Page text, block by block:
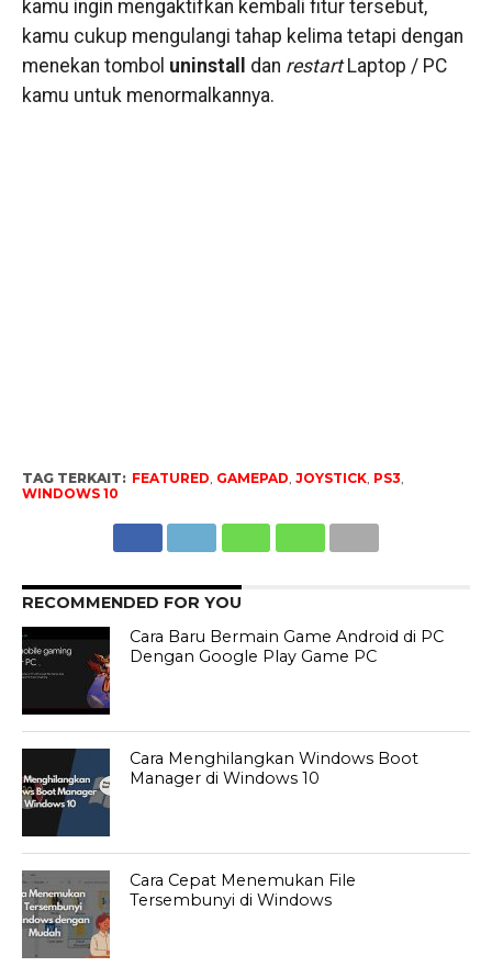
kamu ingin mengaktifkan kembali fitur tersebut,
kamu cukup mengulangi tahap kelima tetapi dengan
menekan tombol uninstall dan restartLaptop / PC
kamu untuk menormalkannya.
TAG TERKAIT: FEATURED GAMEPAD JOYSTICK, PS3
WINDOWS 10
RECOMMENDED FOR YOU
Cara Baru Bermain Game Android di PC
Dengan Google Play Game PC
Cara Menghilangkan Windows Boot
Manager di Windows 10
Cara Cepat Menemukan File
Tersembunyi di Windows